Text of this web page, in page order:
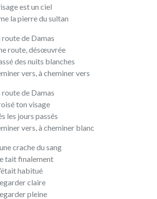
est un ciel
la pierre du sultan
route de Damas
route, désœuvrée
des nuits blanches
vers, à cheminer vers
route de Damas
ton visage
les jours passés
vers, à cheminer blanc
crache du sang
tait finalement
habitué
claire
pleine